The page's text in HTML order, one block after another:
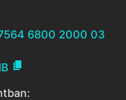
6800 2000 03
